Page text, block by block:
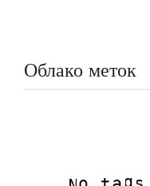
Облако меток